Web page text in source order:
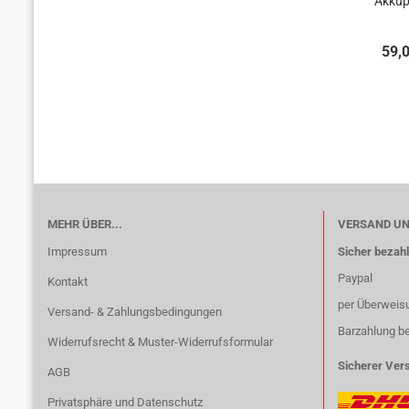
MEHR ÜBER...
Impressum
Kontakt
Versand- & Zahlungsbedingungen
Widerrufsrecht & Muster-Widerrufsformular
AGB
Privatsphäre und Datenschutz
VERSAND
Sicher
Paypal
per
Barzahlung
Sicherer